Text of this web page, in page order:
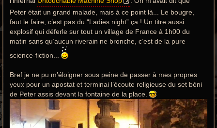
Peter était un grand malade, mais à ce point là... Le bougre,
faut le faire, c’est pas du “Ladies night” ça ! Un titre aussi
explosif qui déferle sur tout un village de France à 1h00 du
matin sans qu’aucun riverain ne bronche, c’est de la pure
science-fiction...
Bref je ne pu m’éloigner sous peine de passer à mes propres
yeux pour un apostat et terminai l’écoute religieuse du set béni
de Peter assis devant la fontaine de la place.